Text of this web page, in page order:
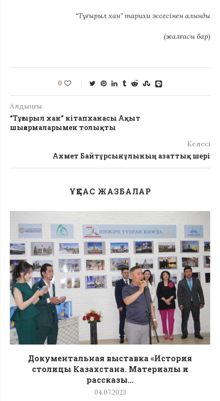
“Тұғырыл хан” тарихи эссесінен алынды
(жалғасы бар)
0
Алдыңғы
“Тұғырыл хан” кітапханасы Ақыт
шығармаларымен толықты
Келесі
Ахмет Байтұрсынұлының азаттық шері
ҰҚСАС ЖАЗБАЛАР
Документальная выставка «История
столицы Казахстана. Материалы и
рассказы...
04.07.2023